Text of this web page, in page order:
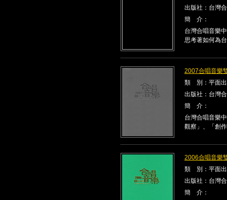
出版社：台灣
簡 介：
台灣合唱音樂
思考著如何為
2007合唱音樂
類 別：平面
出版社：台灣
簡 介：
台灣合唱音樂
觀察」、「創
2006合唱音樂
類 別：平面
出版社：台灣
簡 介：